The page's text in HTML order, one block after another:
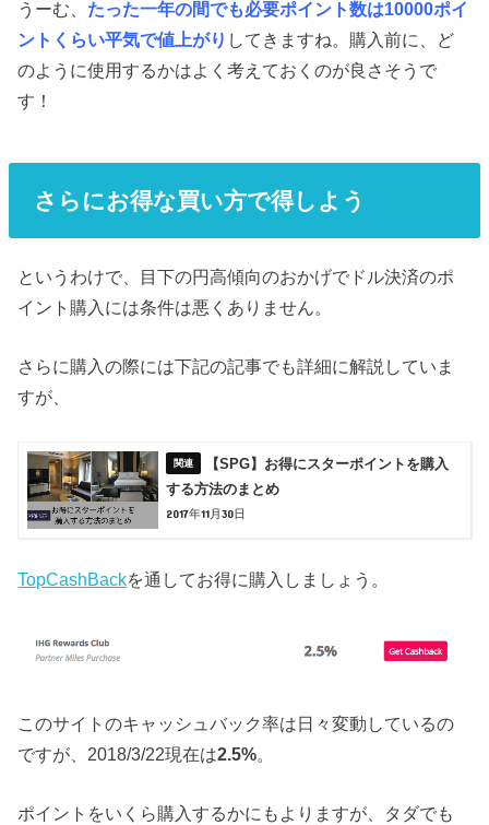
うーむ、 たった一年の間でも必要ポイント数は10000ポイ
ントくらい平気で値上がり してきますね。購入前に、ど
のように使用するかはよく考えておくのが良さそうで
す！
さらにお得な買い方で得しよう
というわけで、目下の円高傾向のおかげでドル決済のポ
イント購入には条件は悪くありません。
さらに購入の際には下記の記事でも詳細に解説していま
すが、
【SPG】お得にスターポイントを購入
する方法のまとめ
2017年11月30日
TopCashBackを通してお得に購入しましょう。
このサイトのキャッシュバック率は日々変動しているの
ですが、2018/3/22現在は2.5%。
ポイントをいくら購入するかにもよりますが、タダでも